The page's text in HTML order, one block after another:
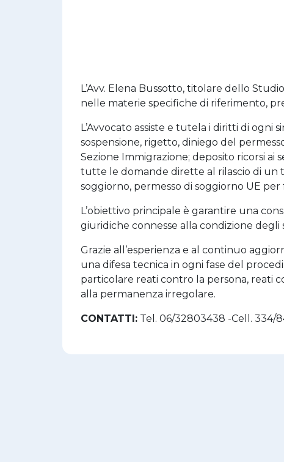
L’Avv. Elena Bussotto, titolare dello
nelle materie specifiche di riferimento,
L’Avvocato assiste e tutela i diritti di
sospensione, rigetto, diniego del
Sezione Immigrazione; deposito ricorsi ai
tutte le domande dirette al rilascio di un
soggiorno, permesso di soggiorno UE
L’obiettivo principale è garantire una
giuridiche connesse alla condizione
Grazie all’esperienza e al continuo
una difesa tecnica in ogni fase del
particolare reati contro la persona, reati
alla permanenza irregolare.
CONTATTI: Tel. 06/32803438 -Cell. 334/